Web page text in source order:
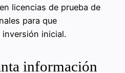
licencias de prueba de
para que
inicial.
información